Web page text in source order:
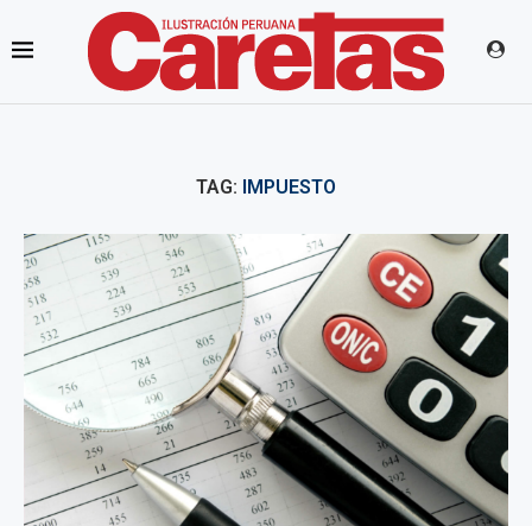
TAG: IMPUESTO